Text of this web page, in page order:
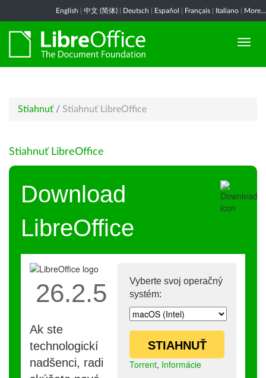
English 中文 (简体) Deutsch Español Français Italiano More...
Stiahnuť / Stiahnuť LibreOffice
Stiahnuť LibreOffice
Download
LibreOffice
Vyberte svoj operačný
systém:
STIAHNUŤ
Torrent, Informácie
26.2.5
Ak ste
technologickí
nadšenci, radi